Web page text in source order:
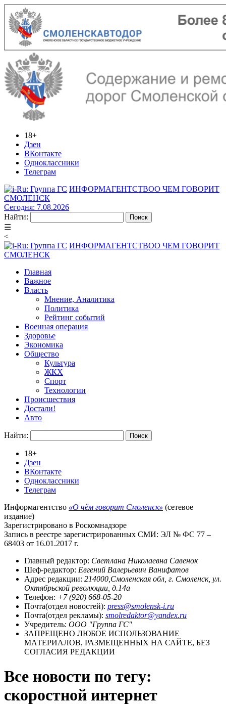
18+
Дзен
ВКонтакте
Одноклассники
Телеграм
ИНФОРМАГЕНТСТВОО ЧЕМ ГОВОРИТ
СМОЛЕНСК
Сегодня: 7.08.2026
Найти:
☰
<
ИНФОРМАГЕНТСТВОО ЧЕМ ГОВОРИТ
СМОЛЕНСК
Главная
Важное
Власть
Мнение, Аналитика
Политика
Рейтинг событий
Военная операция
Здоровье
Экономика
Общество
Культура
ЖКХ
Спорт
Технологии
Происшествия
Достали!
Авто
Найти:
18+
Дзен
ВКонтакте
Одноклассники
Телеграм
Информагентство «О чём говорит Смоленск» (сетевое
издание)
Зарегистрировано в Роскомнадзоре
Запись в реестре зарегистрированных СМИ: ЭЛ № ФС 77 –
68403 от 16.01.2017 г.
Главный редактор: Светлана Николаевна Савенок
Шеф-редактор: Евгений Валерьевич Ванифатов
Адрес редакции: 214000,Смоленская обл, г. Смоленск, ул.
Октябрьской революции, д.14а
Телефон: +7 (920) 668-05-20
Почта(отдел новостей): press@smolensk-i.ru
Почта(отдел рекламы): smolredaktor@yandex.ru
Учредитель: ООО "Группа ГС"
ЗАПРЕЩЕНО ЛЮБОЕ ИСПОЛЬЗОВАНИЕ
МАТЕРИАЛОВ, РАЗМЕЩЕННЫХ НА САЙТЕ, БЕЗ
СОГЛАСИЯ РЕДАКЦИИ
Все новости по тегу:
скоростной интернет